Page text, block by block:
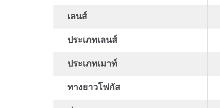
เลนส์
ประเภทเลนส์
ประเภทเมาท์
ทางยาวโฟกัส